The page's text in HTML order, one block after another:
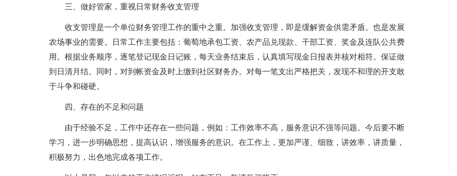
三、做好管家，重视日常财务收支管理
收支管理是一个单位财务管理工作的重中之重。加强收支管理，即是缓解资金供需矛盾。也是发展
农场事业的需要。日常工作主要包括：葡萄地承包工资、农产品兑现款、干部工资、奖金及连队公共费
用。根据业务顺序，逐笔登记现金日记账，每天业务结束后，认真填写现金日报表并核对相符。保证做
到日清月结。同时，对到帐资金及时上缴到社区财务办。对每一笔支出严格把关，发现不和理的开支敢
于斗争和碰硬。
四、存在的不足和问题
由于经验不足，工作中还存在一些问题，例如：工作效率不高，服务意识不强等问题。今后要不断
学习，进一步明确思想，提高认识，增强服务的意识。在工作上，更加严谨、细致，讲效率，讲质量，
积极努力，出色地完成各项工作。